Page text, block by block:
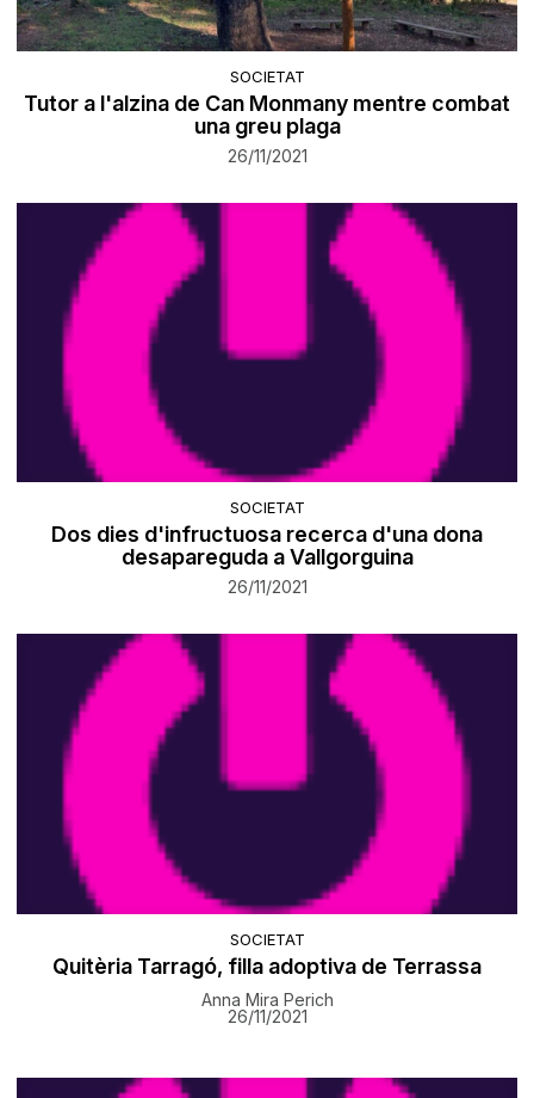
SOCIETAT
Tutor a l'alzina de Can Monmany mentre combat
una greu plaga
26/11/2021
SOCIETAT
Dos dies d'infructuosa recerca d'una dona
desapareguda a Vallgorguina
26/11/2021
SOCIETAT
Quitèria Tarragó, filla adoptiva de Terrassa
Anna Mira Perich
26/11/2021